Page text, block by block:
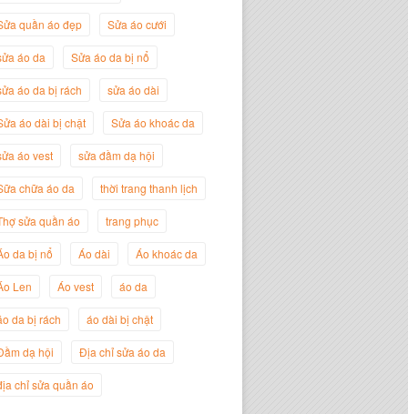
Nguyễn Đắc Định
quần áo đẹp Sửa áo cưới
áo da Sửa áo da bị nổ
áo da bị rách sửa áo dài
áo dài bị chật Sửa áo khoác da
áo vest sửa đầm dạ hội
chữa áo da thời trang thanh lịch
sửa quần áo trang phục
da bị nổ Áo dài Áo khoác da
Len Áo vest áo da
da bị rách áo dài bị chật
dạ hội Địa chỉ sửa áo da
chỉ sửa quần áo